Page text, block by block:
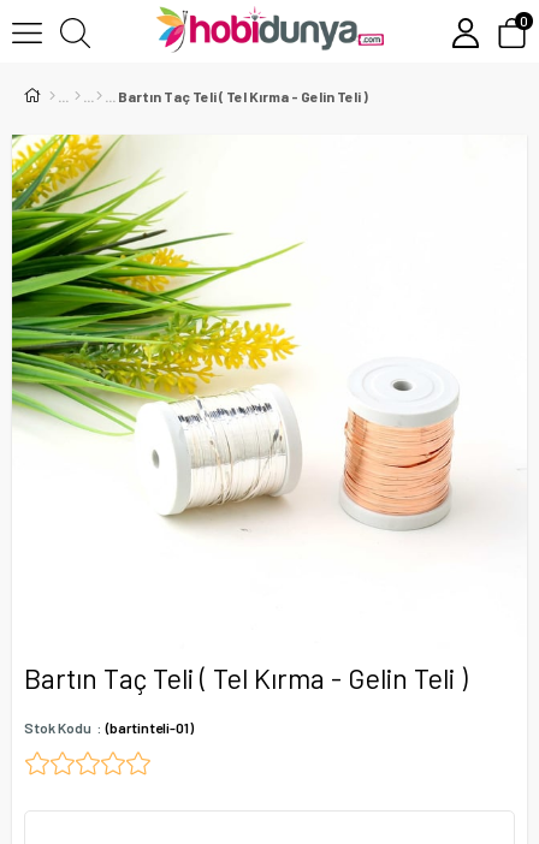
0
Bartın Taç Teli ( Tel Kırma - Gelin Teli )
Bartın Taç Teli ( Tel Kırma - Gelin Teli )
Stok Kodu (bartinteli-01)